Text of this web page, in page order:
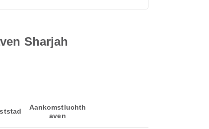
Sharjah
Aankomstluchth
aven